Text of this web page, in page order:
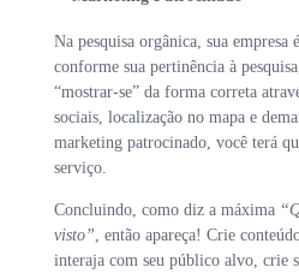
Na pesquisa orgânica, sua empresa
conforme sua pertinência à
“mostrar-se” da forma correta
sociais, localização no mapa e
marketing patrocinado, você terá
serviço.
Concluindo, como diz a máxima
visto”, então apareça! Crie
interaja com seu público alvo, crie